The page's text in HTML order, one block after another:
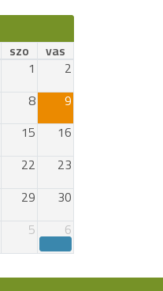
szo
vas
1
2
8
9
15
16
22
23
29
30
5 6